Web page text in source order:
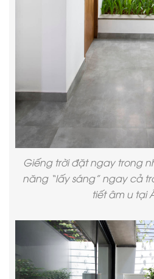
Giếng trời đặt ngay trong
năng “lấy sáng” ngay cả
tiết âm u tại